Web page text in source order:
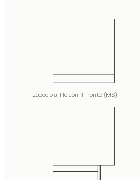
zoccolo a filo con il fronte (MS)